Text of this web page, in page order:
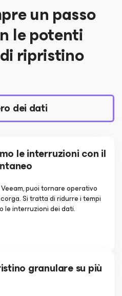
un passo
le potenti
ripristino
dei dati
le interruzioni con il
puoi tornare operativo
Si tratta di ridurre i tempi
le interruzioni dei dati.
granulare su più